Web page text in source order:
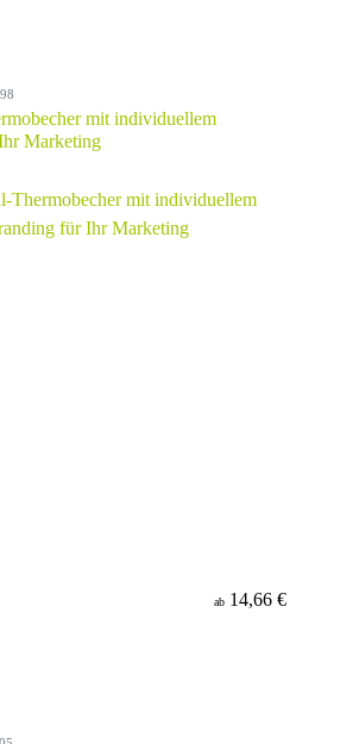
mit individuellem
Marketing
ab 14,66 €